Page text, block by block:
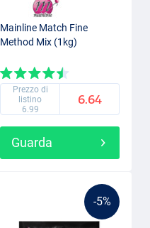
Mainline Match Fine
Method Mix (1kg)
Prezzo di
listino
6.99
6.64
Guarda
-5%